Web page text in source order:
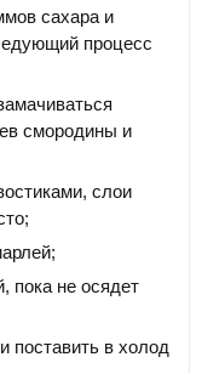
сахара и
процесс
смородины и
слои
пока не осядет
поставить в холод